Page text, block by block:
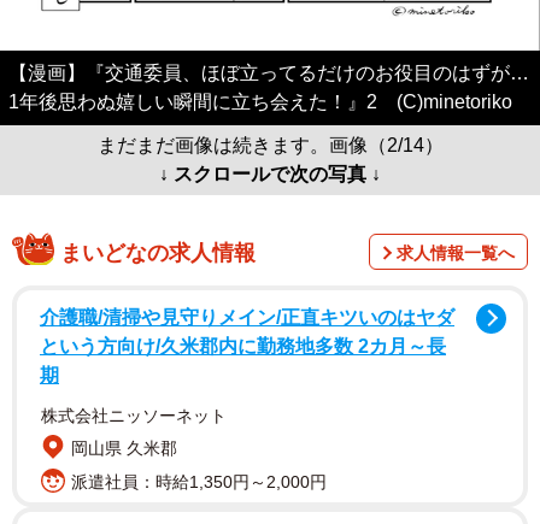
【漫画】『交通委員、ほぼ立ってるだけのお役目のはずが…
1年後思わぬ嬉しい瞬間に立ち会えた！』2 (C)minetoriko
まだまだ画像は続きます。画像（2/14）
↓ スクロールで次の写真 ↓
まいどなの求人情報 求人情報一覧へ
介護職/清掃や見守りメイン/正直キツいのはヤダ
という方向け/久米郡内に勤務地多数 2カ月～長
期
株式会社ニッソーネット
岡山県 久米郡
派遣社員：時給1,350円～2,000円